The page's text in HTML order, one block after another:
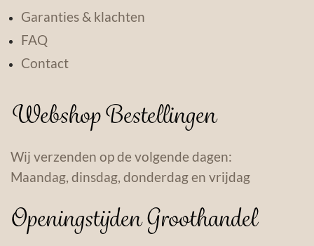
Garanties & klachten
FAQ
Contact
Webshop Bestellingen
Wij verzenden op de volgende dagen:
Maandag, dinsdag, donderdag en vrijdag
Openingstijden Groothandel